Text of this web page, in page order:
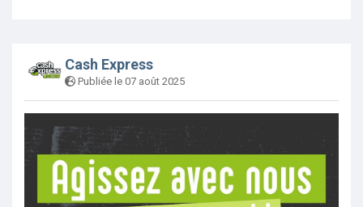
Cash Express
Publiée le 07 août 2025